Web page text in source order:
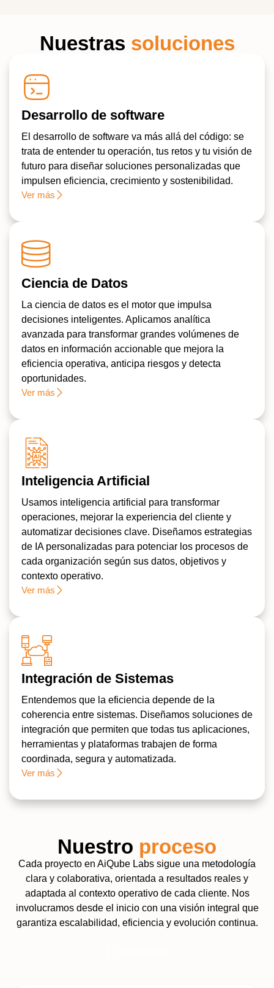
Nuestras soluciones
Desarrollo de software
El desarrollo de software va más allá del código: se
trata de entender tu operación, tus retos y tu visión de
futuro para diseñar soluciones personalizadas que
impulsen eficiencia, crecimiento y sostenibilidad.
Ver más
Ciencia de Datos
La ciencia de datos es el motor que impulsa
decisiones inteligentes. Aplicamos analítica
avanzada para transformar grandes volúmenes de
datos en información accionable que mejora la
eficiencia operativa, anticipa riesgos y detecta
oportunidades.
Ver más
Inteligencia Artificial
Usamos inteligencia artificial para transformar
operaciones, mejorar la experiencia del cliente y
automatizar decisiones clave. Diseñamos estrategias
de IA personalizadas para potenciar los procesos de
cada organización según sus datos, objetivos y
contexto operativo.
Ver más
Integración de Sistemas
Entendemos que la eficiencia depende de la
coherencia entre sistemas. Diseñamos soluciones de
integración que permiten que todas tus aplicaciones,
herramientas y plataformas trabajen de forma
coordinada, segura y automatizada.
Ver más
Nuestro proceso
Cada proyecto en AiQube Labs sigue una metodología
clara y colaborativa, orientada a resultados reales y
adaptada al contexto operativo de cada cliente. Nos
involucramos desde el inicio con una visión integral que
garantiza escalabilidad, eficiencia y evolución continua.